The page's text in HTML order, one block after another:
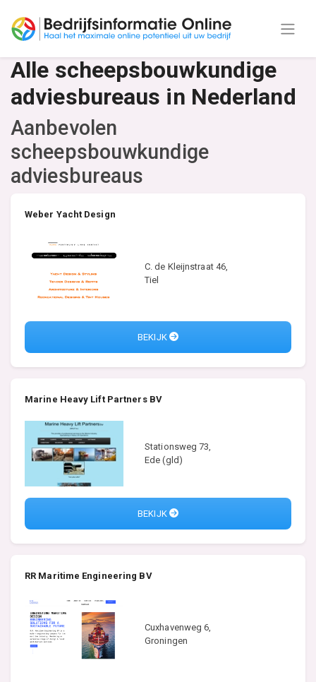
Alle scheepsbouwkundige
adviesbureaus in Nederland
Aanbevolen
scheepsbouwkundige
adviesbureaus
Weber Yacht Design
C. de Kleijnstraat 46,
Tiel
BEKIJK
Marine Heavy Lift Partners BV
Stationsweg 73,
Ede (gld)
BEKIJK
RR Maritime Engineering BV
Cuxhavenweg 6,
Groningen